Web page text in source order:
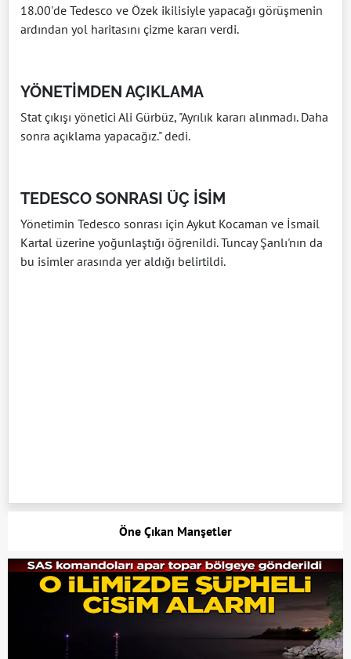
18.00'de Tedesco ve Özek ikilisiyle yapacağı görüşmenin
ardından yol haritasını çizme kararı verdi.
YÖNETİMDEN AÇIKLAMA
Stat çıkışı yönetici Ali Gürbüz, "Ayrılık kararı alınmadı. Daha
sonra açıklama yapacağız." dedi.
TEDESCO SONRASI ÜÇ İSİM
Yönetimin Tedesco sonrası için Aykut Kocaman ve İsmail
Kartal üzerine yoğunlaştığı öğrenildi. Tuncay Şanlı'nın da
bu isimler arasında yer aldığı belirtildi.
Öne Çıkan Manşetler